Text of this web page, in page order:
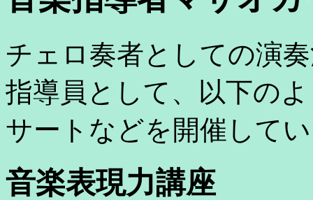
チェロ奏者としての演
指導員として、以下の
サートなどを開催して
音楽表現力講座